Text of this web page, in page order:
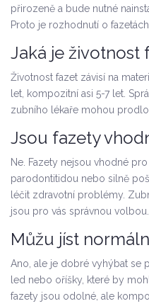
přirozeně a bude nutné
Proto je rozhodnutí o
Jaká je životnost
Životnost fazet závisí na
let, kompozitní asi 5-7 let.
zubního lékaře mohou
Jsou fazety
Ne. Fazety nejsou vhodné
parodontitidou nebo silně
léčit zdravotní problémy.
jsou pro vás správnou volbou.
Můžu jíst
Ano, ale je dobré vyhýbat se
led nebo oříšky, které by
fazety jsou odolné, ale